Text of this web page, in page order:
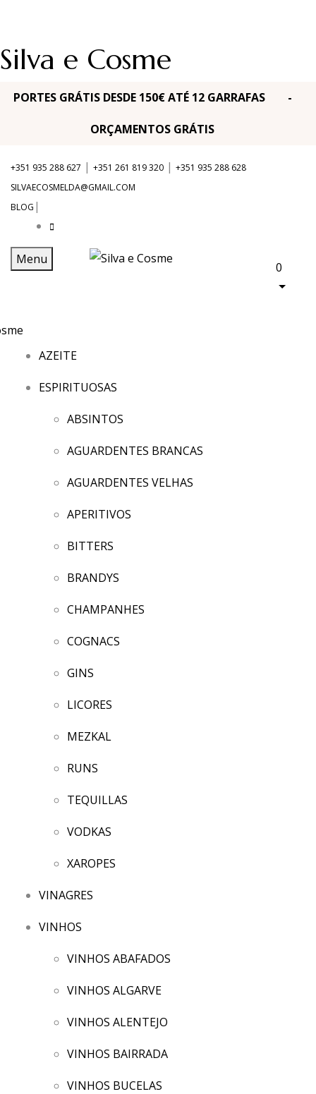
Silva e Cosme
PORTES GRÁTIS DESDE 150€ ATÉ 12 GARRAFAS -
ORÇAMENTOS GRÁTIS
+351 935 288 627 | +351 261 819 320 | +351 935 288 628
SILVAECOSMELDA@GMAIL.COM
BLOG |
Menu
0
AZEITE
ESPIRITUOSAS
ABSINTOS
AGUARDENTES BRANCAS
AGUARDENTES VELHAS
APERITIVOS
BITTERS
BRANDYS
CHAMPANHES
COGNACS
GINS
LICORES
MEZKAL
RUNS
TEQUILLAS
VODKAS
XAROPES
VINAGRES
VINHOS
VINHOS ABAFADOS
VINHOS ALGARVE
VINHOS ALENTEJO
VINHOS BAIRRADA
VINHOS BUCELAS